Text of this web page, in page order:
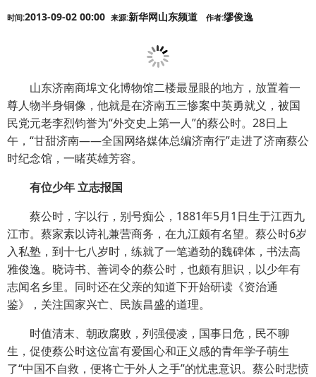
时间:2013-09-02 00:00 来源:新华网山东频道 作者:缪俊逸
山东济南商埠文化博物馆二楼最显眼的地方，放置着一
尊人物半身铜像，他就是在济南五三惨案中英勇就义，被国
民党元老李烈钧誉为“外交史上第一人”的蔡公时。28日上
午，“甘甜济南——全国网络媒体总编济南行”走进了济南蔡公
时纪念馆，一睹英雄芳容。
有位少年 立志报国
蔡公时，字以行，别号痴公，1881年5月1日生于江西九
江市。蔡家素以诗礼兼营商务，在九江颇有名望。蔡公时6岁
入私塾，到十七八岁时，练就了一笔遒劲的魏碑体，书法高
雅俊逸。晓诗书、善词令的蔡公时，也颇有胆识，以少年有
志闻名乡里。同时还在父亲的知道下开始研读《资治通
鉴》，关注国家兴亡、民族昌盛的道理。
时值清末、朝政腐败，列强侵凌，国事日危，民不聊
生，促使蔡公时这位富有爱国心和正义感的青年学子萌生
了“中国不自救，便将亡于外人之手”的忧患意识。蔡公时悲愤